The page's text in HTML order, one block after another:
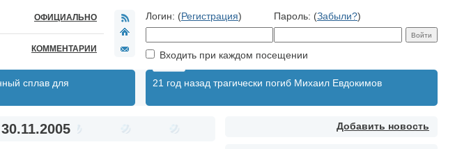
ОФИЦИАЛЬНО
КОММЕНТАРИИ
Логин: (Регистрация) Пароль: (Забыли?)
Входить при каждом посещении
сплав для
21 год назад трагически погиб Михаил Евдокимов
Добавить новость